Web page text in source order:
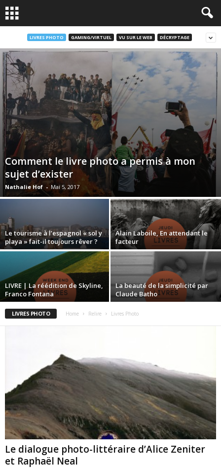
LIVRES PHOTO GAMING/VIRTUEL VU SUR LE WEB DÉCRYPTAGE
Comment le livre photo a permis à mon
sujet d’exister
Nathalie Hof - Mai 5, 2017
Le tourisme à l’espagnol « sol y
playa » fait-il toujours rêver ?
Alain Laboile, En attendant le
facteur
LIVRE | La réédition de Skyline,
Franco Fontana
La beauté de la simplicité par
Claude Batho
LIVRES PHOTO Home Relire Livres Photo
Le dialogue photo-littéraire d’Alice Zeniter
et Raphaël Neal